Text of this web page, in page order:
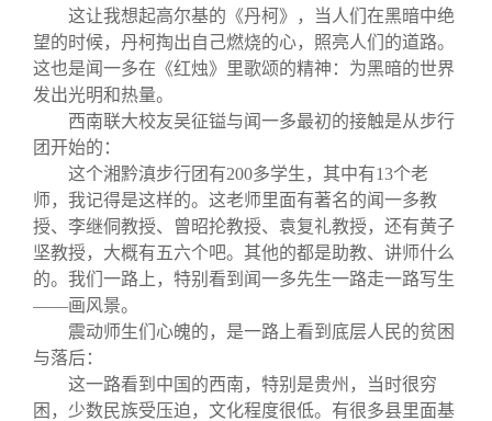
这让我想起高尔基的《丹柯》，当人们在黑暗中绝
望的时候，丹柯掏出自己燃烧的心，照亮人们的道路。
这也是闻一多在《红烛》里歌颂的精神：为黑暗的世界
发出光明和热量。
西南联大校友吴征镒与闻一多最初的接触是从步行
团开始的：
这个湘黔滇步行团有200多学生，其中有13个老
师，我记得是这样的。这老师里面有著名的闻一多教
授、李继侗教授、曾昭抡教授、袁复礼教授，还有黄子
坚教授，大概有五六个吧。其他的都是助教、讲师什么
的。我们一路上，特别看到闻一多先生一路走一路写生
——画风景。
震动师生们心魄的，是一路上看到底层人民的贫困
与落后：
这一路看到中国的西南，特别是贵州，当时很穷
困，少数民族受压迫，文化程度很低。有很多县里面基